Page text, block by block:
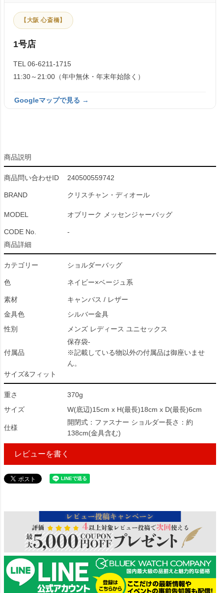
【大阪 心斎橋】
1号店
TEL 06-6211-1715
11:30～21:00（年中無休・年末年始除く）
Googleマップで見る →
商品説明
商品問い合わせID 240500559742
BRAND クリスチャン・ディオール
MODEL オブリーク メッセンジャーバッグ
CODE No.
-
商品詳細
カテゴリー ショルダーバッグ
色 ネイビー×ベージュ系
素材
キャンバス / レザー
金具色
シルバー金具
性別
メンズ レディース ユニセックス
付属品
保存袋-
※記載している物以外の付属品は御座いませ
ん。
サイズ&フィット
重さ
370g
サイズ
W(底辺)15cm x H(最長)18cm x D(最長)6cm
仕様
開閉式：ファスナー ショルダー長さ：約
138cm(金具含む)
レビューを書く